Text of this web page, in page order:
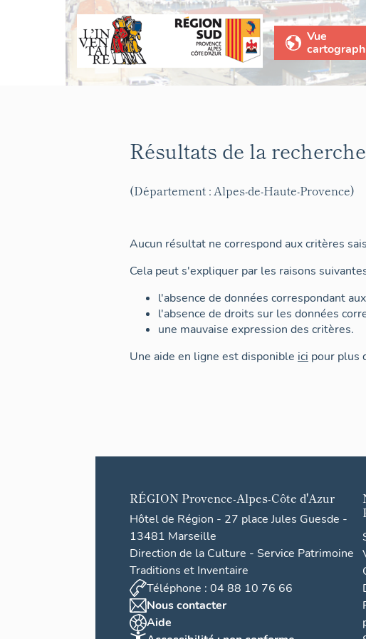
Vue
Résultats de la
(Département : Alpes-de-Haute-Provence)
Aucun résultat ne correspond aux critères
Cela peut s'expliquer par les raisons
l'absence de données correspondant
l'absence de droits sur les données
une mauvaise expression des critères.
Une aide en ligne est disponible ici pour plus
RÉGION Provence-Alpes-Côte d'Azur
Hôtel de Région - 27 place Jules Guesde -
13481 Marseille
Direction de la Culture - Service Patrimoine
Traditions et Inventaire
Téléphone : 04 88 10 76 66
Nous contacter
Aide